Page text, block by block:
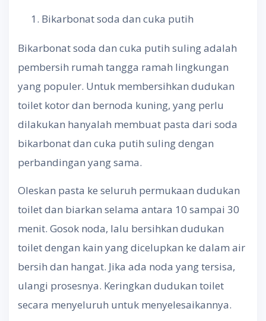
Bikarbonat soda dan cuka putih
Bikarbonat soda dan cuka putih suling adalah
pembersih rumah tangga ramah lingkungan
yang populer. Untuk membersihkan dudukan
toilet kotor dan bernoda kuning, yang perlu
dilakukan hanyalah membuat pasta dari soda
bikarbonat dan cuka putih suling dengan
perbandingan yang sama.
Oleskan pasta ke seluruh permukaan dudukan
toilet dan biarkan selama antara 10 sampai 30
menit. Gosok noda, lalu bersihkan dudukan
toilet dengan kain yang dicelupkan ke dalam air
bersih dan hangat. Jika ada noda yang tersisa,
ulangi prosesnya. Keringkan dudukan toilet
secara menyeluruh untuk menyelesaikannya.